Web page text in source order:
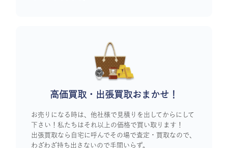
高価買取・出張買取おまかせ！
お売りになる時は、他社様で見積りを出してからにして
下さい！私たちはそれ以上の価格で買い取ります！
出張買取なら自宅に呼んでその場で査定・買取なので、
わざわざ持ち出さないので手間いらず。